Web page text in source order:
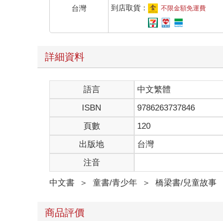
台灣
到店取貨：
不限金額免運費
詳細資料
語言 中文繁體
ISBN
9786263737846
頁數
120
出版地
台灣
注音
中文書 ＞ 童書/青少年 ＞ 橋梁書/兒童故事
商品評價